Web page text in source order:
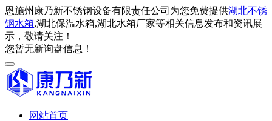
恩施州康乃新不锈钢设备有限责任公司为您免费提供湖北不锈
钢水箱,湖北保温水箱,湖北水箱厂家等相关信息发布和资讯展
示，敬请关注！
您暂无新询盘信息！
网站首页